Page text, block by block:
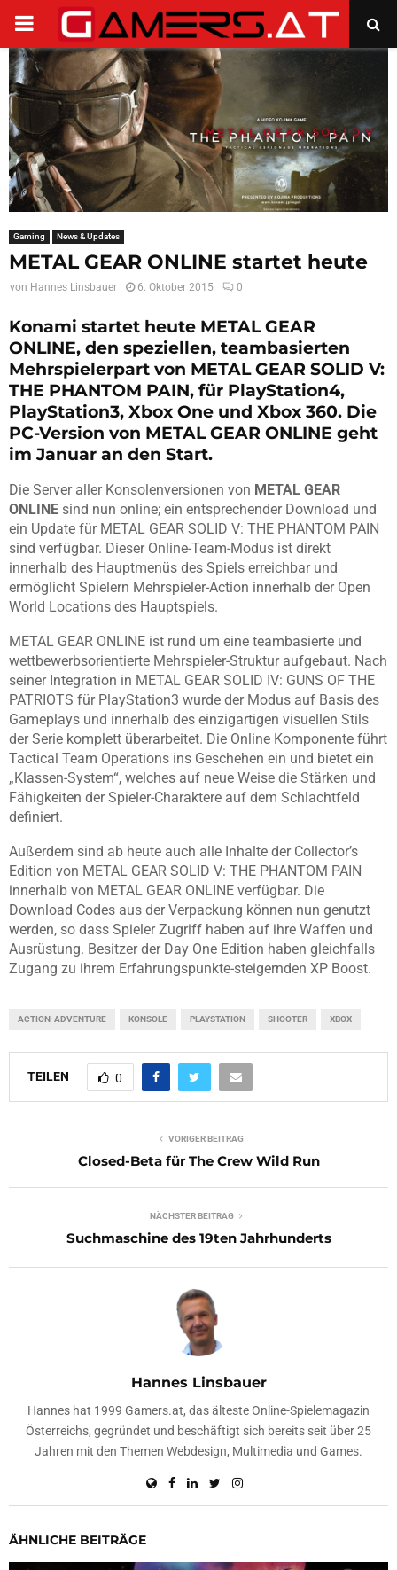
PRIMARY
MENU
Gaming News & Updates
METAL GEAR ONLINE startet heute
von Hannes Linsbauer 6. Oktober 2015 0
Konami startet heute METAL GEAR
ONLINE, den speziellen, teambasierten
Mehrspielerpart von METAL GEAR SOLID V:
THE PHANTOM PAIN, für PlayStation4,
PlayStation3, Xbox One und Xbox 360. Die
PC-Version von METAL GEAR ONLINE geht
im Januar an den Start.
Die Server aller Konsolenversionen von METAL GEAR
ONLINE sind nun online; ein entsprechender Download und
ein Update für METAL GEAR SOLID V: THE PHANTOM PAIN
sind verfügbar. Dieser Online-Team-Modus ist direkt
innerhalb des Hauptmenüs des Spiels erreichbar und
ermöglicht Spielern Mehrspieler-Action innerhalb der Open
World Locations des Hauptspiels.
METAL GEAR ONLINE ist rund um eine teambasierte und
wettbewerbsorientierte Mehrspieler-Struktur aufgebaut. Nach
seiner Integration in METAL GEAR SOLID IV: GUNS OF THE
PATRIOTS für PlayStation3 wurde der Modus auf Basis des
Gameplays und innerhalb des einzigartigen visuellen Stils
der Serie komplett überarbeitet. Die Online Komponente führt
Tactical Team Operations ins Geschehen ein und bietet ein
„Klassen-System“, welches auf neue Weise die Stärken und
Fähigkeiten der Spieler-Charaktere auf dem Schlachtfeld
definiert.
Außerdem sind ab heute auch alle Inhalte der Collector’s
Edition von METAL GEAR SOLID V: THE PHANTOM PAIN
innerhalb von METAL GEAR ONLINE verfügbar. Die
Download Codes aus der Verpackung können nun genutzt
werden, so dass Spieler Zugriff haben auf ihre Waffen und
Ausrüstung. Besitzer der Day One Edition haben gleichfalls
Zugang zu ihrem Erfahrungspunkte-steigernden XP Boost.
ACTION-ADVENTURE KONSOLE PLAYSTATION SHOOTER XBOX
TEILEN 0
VORIGER BEITRAG
Closed-Beta für The Crew Wild Run
NÄCHSTER BEITRAG
Suchmaschine des 19ten Jahrhunderts
Hannes Linsbauer
Hannes hat 1999 Gamers.at, das älteste Online-Spielemagazin
Österreichs, gegründet und beschäftigt sich bereits seit über 25
Jahren mit den Themen Webdesign, Multimedia und Games.
ÄHNLICHE BEITRÄGE